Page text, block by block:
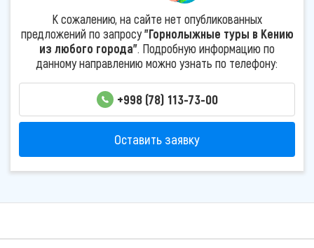
К сожалению, на сайте нет опубликованных
предложений по запросу"Горнолыжные туры в Кению
из любого города". Подробную информацию по
данному направлению можно узнать по телефону:
+998 (78) 113-73-00
Оставить заявку